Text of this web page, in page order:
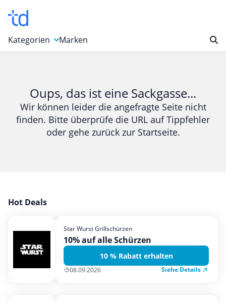
Kategorien
Bücher & Magazine
Computer & Elektronik
Entertainment & Media
Garten, Haushalt & Tiere
Mobilfunk & Internet
Mode & Accessoires
Shopping
Marken
Oups, das ist eine Sackgasse...
Wir können leider die angefragte Seite nicht
finden. Bitte überprüfe die URL auf Tippfehler
oder gehe zurück zur Startseite.
Hot Deals
Star Wurst Grillschürzen
10% auf alle Schürzen
10 % Rabatt erhalten
08.09.2026 Siehe Details